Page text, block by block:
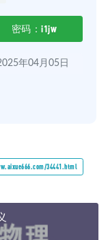
密码：i1jw
年04月05日
34441.html